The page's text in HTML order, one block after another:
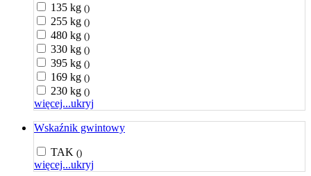
135 kg ()
255 kg ()
480 kg ()
330 kg ()
395 kg ()
169 kg ()
230 kg ()
więcej...ukryj
Wskaźnik gwintowy
TAK ()
więcej...ukryj